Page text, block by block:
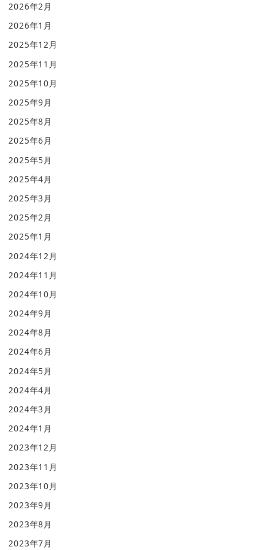
2026年2月
2026年1月
2025年12月
2025年11月
2025年10月
2025年9月
2025年8月
2025年6月
2025年5月
2025年4月
2025年3月
2025年2月
2025年1月
2024年12月
2024年11月
2024年10月
2024年9月
2024年8月
2024年6月
2024年5月
2024年4月
2024年3月
2024年1月
2023年12月
2023年11月
2023年10月
2023年9月
2023年8月
2023年7月